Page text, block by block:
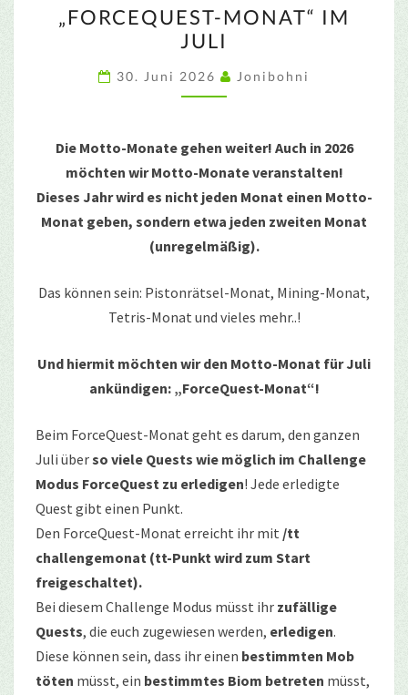
MONAT“
IM
JULI
„FORCEQUEST-MONAT“ IM
JULI
30. Juni 2026 Jonibohni
Die Motto-Monate gehen weiter! Auch in 2026
möchten wir Motto-Monate veranstalten!
Dieses Jahr wird es nicht jeden Monat einen Motto-
Monat geben, sondern etwa jeden zweiten Monat
(unregelmäßig).
Das können sein: Pistonrätsel-Monat, Mining-Monat,
Tetris-Monat und vieles mehr..!
Und hiermit möchten wir den Motto-Monat für Juli
ankündigen: „ForceQuest-Monat“!
Beim ForceQuest-Monat geht es darum, den ganzen
Juli überso viele Quests wie möglich im Challenge
Modus ForceQuest zu erledigen! Jede erledigte
Quest gibt einen Punkt.
Den ForceQuest-Monat erreicht ihr mit /tt
challengemonat (tt-Punkt wird zum Start
freigeschaltet).
Bei diesem Challenge Modus müsst ihr zufällige
Quests, die euch zugewiesen werden, erledigen.
Diese können sein, dass ihr einen bestimmten Mob
töten müsst, ein bestimmtes Biom betreten müsst,